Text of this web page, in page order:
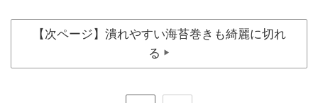
【次ページ】潰れやすい海苔巻きも綺麗に切れ
る
▶